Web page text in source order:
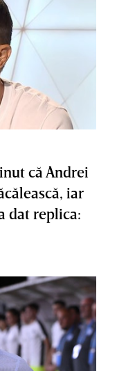
că Andrei
iar
dat replica: